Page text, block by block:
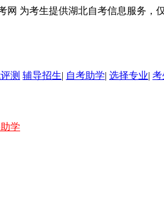
网 为考生提供湖北自考信息服务，
测 辅导招生| 自考助学| 选择专业| 考
学